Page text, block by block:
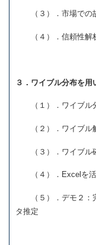
（３）．市場での故
（４）．信頼性解
３．ワイブル分布を
（１）．ワイブル
（２）．ワイブル解
（３）．ワイブル
（４）．Excelを活
（５）．デモ２：完
タ推定